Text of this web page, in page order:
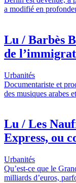
a modifié en
Lu / Barbès
de
Urbanités
Documentariste et
des musiques arabes
Lu / Les
Express, ou
Urbanités
Qu’est-ce que le
milliards d’euros,